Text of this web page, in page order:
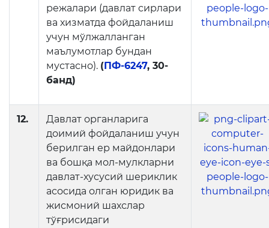
режалари (давлат сирлари
ва хизматда фойдаланиш
учун мўлжалланган
маълумотлар бундан
мустасно). (ПФ-6247, 30-
банд)
12.
Давлат органларига
доимий фойдаланиш учун
берилган ер майдонлари
ва бошқа мол-мулкларни
давлат-хусусий шериклик
асосида олган юридик ва
жисмоний шахслар
тўғрисидаги